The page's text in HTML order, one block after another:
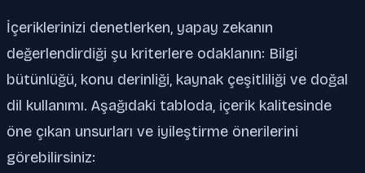
İçeriklerinizi denetlerken, yapay zekanın
değerlendirdiği şu kriterlere odaklanın: Bilgi
bütünlüğü, konu derinliği, kaynak çeşitliliği ve doğal
dil kullanımı. Aşağıdaki tabloda, içerik kalitesinde
öne çıkan unsurları ve iyileştirme önerilerini
görebilirsiniz: